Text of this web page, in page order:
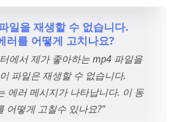
일을 재생할 수 없습니다.
러를 어떻게 고치나요?
에서 제가 좋아하는 mp4 파일을
파일은 재생할 수 없습니다.
에러 메시지가 나타납니다. 이 동
어떻게 고칠수 있나요?"